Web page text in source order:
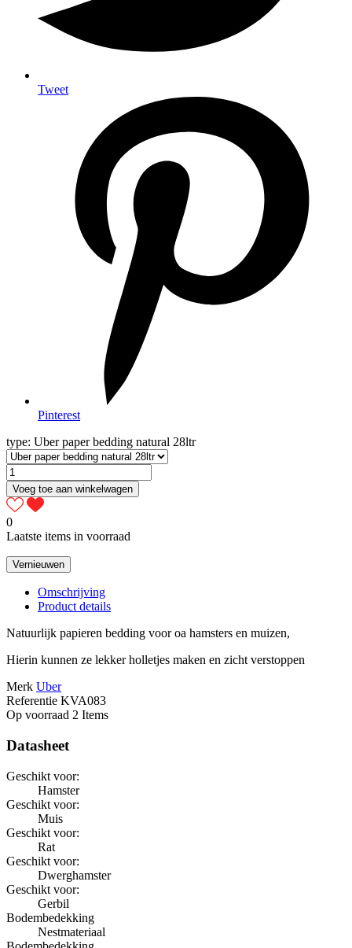
Tweet
Pinterest
type: Uber paper bedding natural 28ltr
Voeg toe aan winkelwagen
0
Laatste items in voorraad
Omschrijving
Product details
Natuurlijk papieren bedding voor oa hamsters en muizen,
Hierin kunnen ze lekker holletjes maken en zicht verstoppen
Merk Uber
Referentie KVA083
Op voorraad 2 Items
Datasheet
Geschikt voor:
Hamster
Geschikt voor:
Muis
Geschikt voor:
Rat
Geschikt voor:
Dwerghamster
Geschikt voor:
Gerbil
Bodembedekking
Nestmateriaal